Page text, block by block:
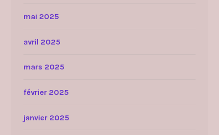
mai 2025
avril 2025
mars 2025
février 2025
janvier 2025